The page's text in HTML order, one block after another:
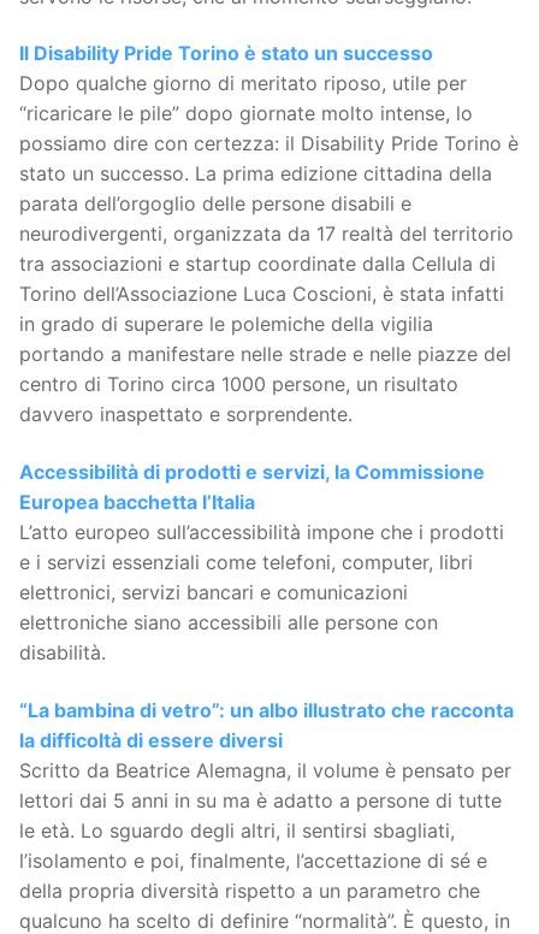
Il Disability Pride Torino è stato un successo
Dopo qualche giorno di meritato riposo, utile per
“ricaricare le pile” dopo giornate molto intense, lo
possiamo dire con certezza: il Disability Pride Torino è
stato un successo. La prima edizione cittadina della
parata dell’orgoglio delle persone disabili e
neurodivergenti, organizzata da 17 realtà del territorio
tra associazioni e startup coordinate dalla Cellula di
Torino dell’Associazione Luca Coscioni, è stata infatti
in grado di superare le polemiche della vigilia
portando a manifestare nelle strade e nelle piazze del
centro di Torino circa 1000 persone, un risultato
davvero inaspettato e sorprendente.
Accessibilità di prodotti e servizi, la Commissione
Europea bacchetta l’Italia
L’atto europeo sull’accessibilità impone che i prodotti
e i servizi essenziali come telefoni, computer, libri
elettronici, servizi bancari e comunicazioni
elettroniche siano accessibili alle persone con
disabilità.
“La bambina di vetro”: un albo illustrato che racconta
la difficoltà di essere diversi
Scritto da Beatrice Alemagna, il volume è pensato per
lettori dai 5 anni in su ma è adatto a persone di tutte
le età. Lo sguardo degli altri, il sentirsi sbagliati,
l’isolamento e poi, finalmente, l’accettazione di sé e
della propria diversità rispetto a un parametro che
qualcuno ha scelto di definire “normalità”. È questo, in